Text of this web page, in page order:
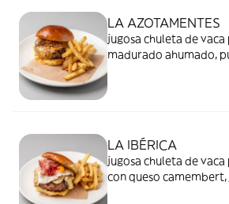
LA AZOTAMENTES
jugosa chuleta de vaca
madurado ahumado,
LA IBÉRICA
jugosa chuleta de
con queso